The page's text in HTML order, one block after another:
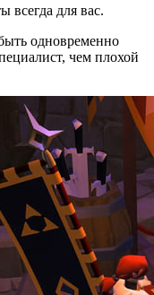
для вас.
одновременно
чем плохой